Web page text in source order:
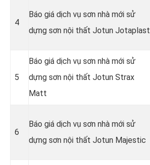
4
Báo giá dịch vụ sơn nhà mới sử
dựng sơn nội thất Jotun Jotaplast
5
Báo giá dịch vụ sơn nhà mới sử
dựng sơn nội thất Jotun Strax
Matt
6
Báo giá dịch vụ sơn nhà mới sử
dựng sơn nội thất Jotun Majestic